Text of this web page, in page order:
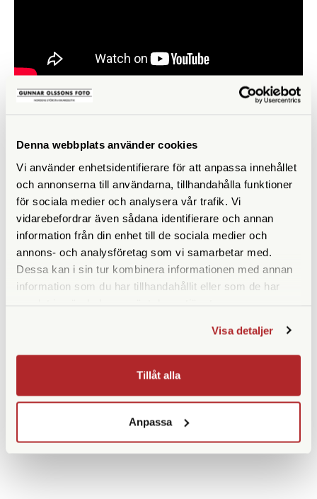
Denna webbplats använder cookies
Vi använder enhetsidentifierare för att anpassa innehållet
och annonserna till användarna, tillhandahålla funktioner
för sociala medier och analysera vår trafik. Vi
vidarebefordrar även sådana identifierare och annan
information från din enhet till de sociala medier och
annons- och analysföretag som vi samarbetar med.
Dessa kan i sin tur kombinera informationen med annan
information som du har tillhandahållit eller som de har
Visa detaljer
Tillåt alla
Anpassa
LIKNANDE PRODUKTER
Tillfälligt slut
LÄS MER
Finns i lager
4.790 SEK